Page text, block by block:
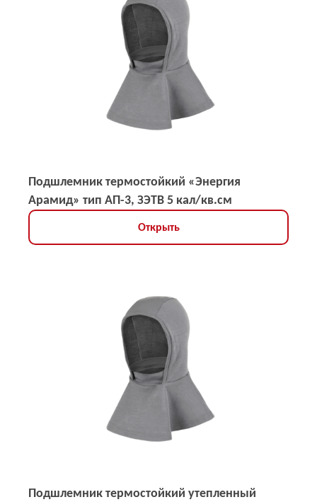
Подшлемник термостойкий «Энергия
Арамид» тип АП-3, ЗЭТВ 5 кал/кв.см
Открыть
Подшлемник термостойкий утепленный